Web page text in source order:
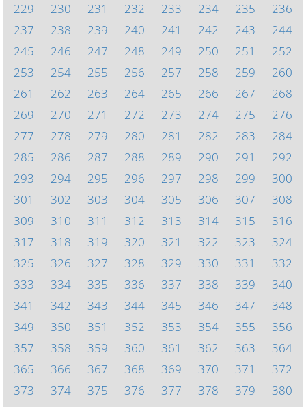
229
230 231 232 233 234 235
236
237
238 239 240 241 242 243
244
245
246 247 248 249 250 251
252
253
254 255 256 257 258 259
260
261
262 263 264 265 266 267
268
269
270 271 272 273 274 275
276
277
278 279 280 281 282 283
284
285
286 287 288 289 290 291
292
293
294 295 296 297 298 299
300
301
302 303 304 305 306 307
308
309
310 311 312 313 314 315
316
317
318 319 320 321 322 323
324
325
326 327 328 329 330 331
332
333
334 335 336 337 338 339
340
341
342 343 344 345 346 347
348
349
350 351 352 353 354 355
356
357
358 359 360 361 362 363
364
365
366 367 368 369 370 371
372
373
374 375 376 377 378 379
380